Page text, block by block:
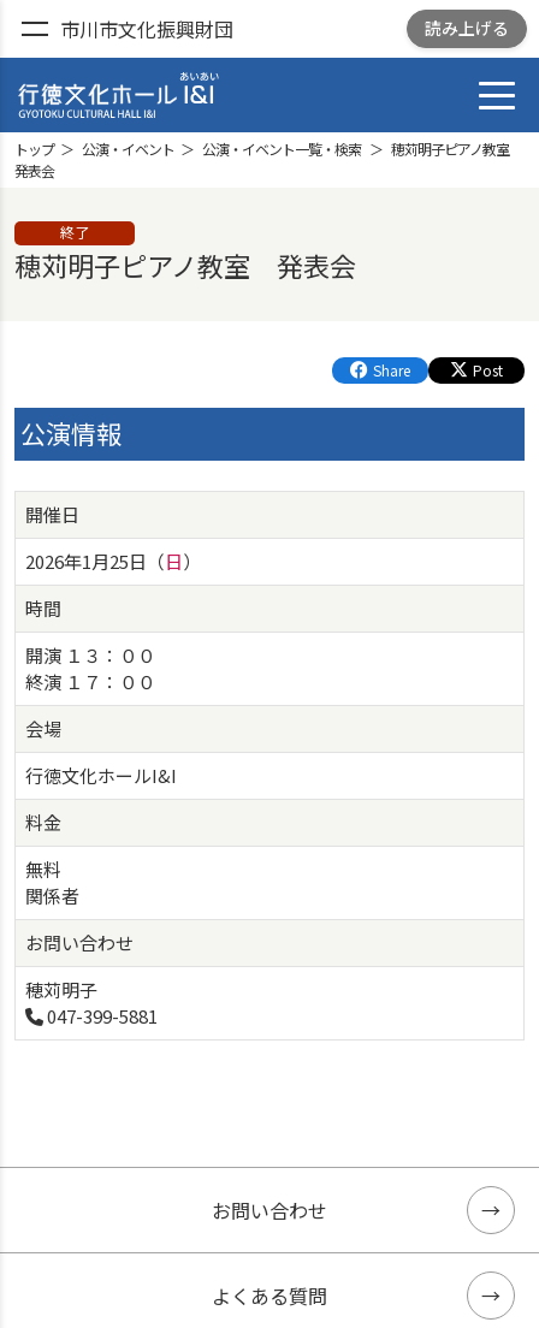
市川市文化振興財団 読み上げる
GYOTOKU CULTRURAL
トップ 公演・イベント 公演・イベント一覧・検索
穂苅明子ピアノ教室
発表会
終了
穂苅明子ピアノ教室 発表会
Share Post
公演情報
開催日
2026年1月25日（日）
時間
開演 １３：００
終演 １７：００
会場
行徳文化ホールI&I
料金
無料
関係者
お問い合わせ
穂苅明子
047-399-5881
お問い合わせ
よくある質問